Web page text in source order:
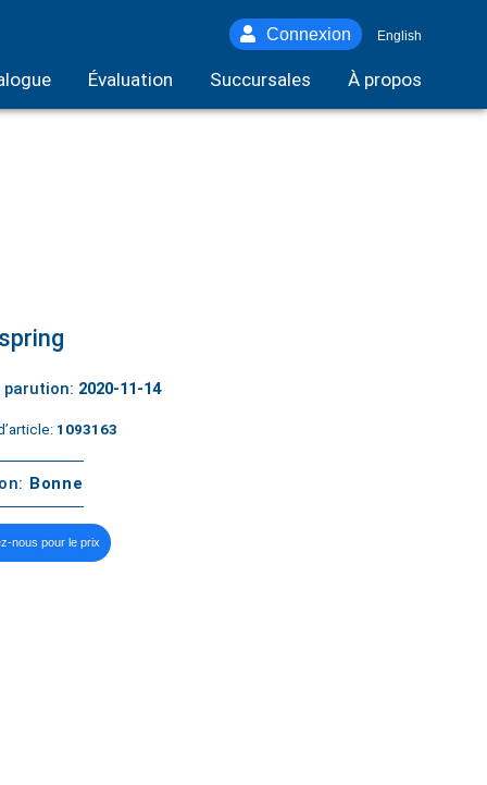
Connexion English
Évaluation Succursales À propos
parution: 2020-11-14
1093163
Bonne
nous pour le prix